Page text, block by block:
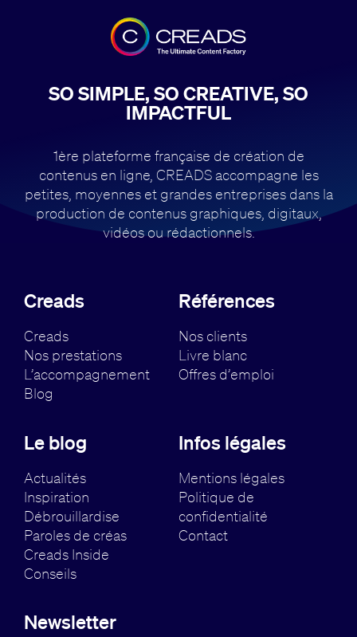
SO SIMPLE, SO CREATIVE, SO
IMPACTFUL
1ère plateforme française de création de
contenus en ligne, CREADS accompagne les
petites, moyennes et grandes entreprises dans la
production de contenus graphiques, digitaux,
vidéos ou rédactionnels.
Creads
Creads
Nos prestations
L’accompagnement
Blog
Références
Nos clients
Livre blanc
Offres d’emploi
Le blog
Actualités
Inspiration
Débrouillardise
Paroles de créas
Creads Inside
Conseils
Infos légales
Mentions légales
Politique de
confidentialité
Contact
Newsletter